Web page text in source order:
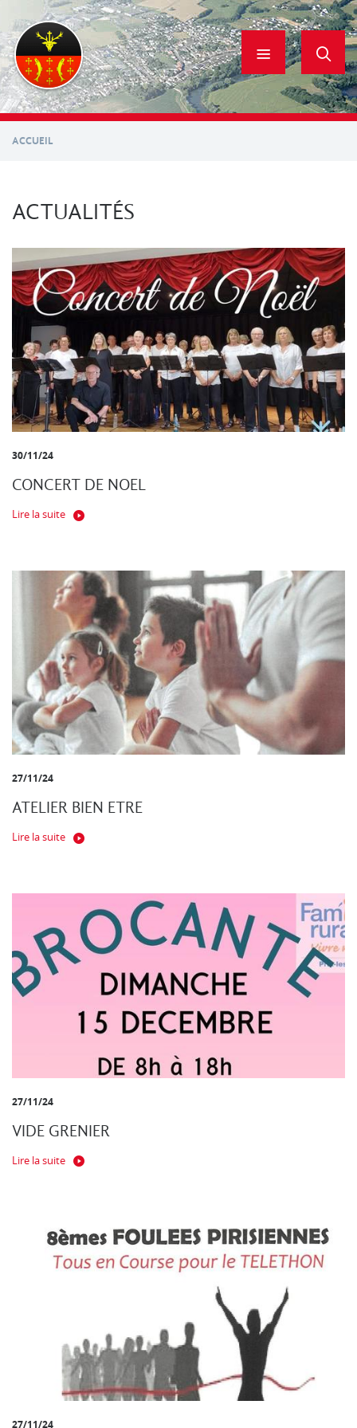
contenu
principal
ACCUEIL
ACTUALITÉS
30/11/24
CONCERT DE NOEL
Lire la suite
27/11/24
ATELIER BIEN ETRE
Lire la suite
27/11/24
VIDE GRENIER
Lire la suite
27/11/24